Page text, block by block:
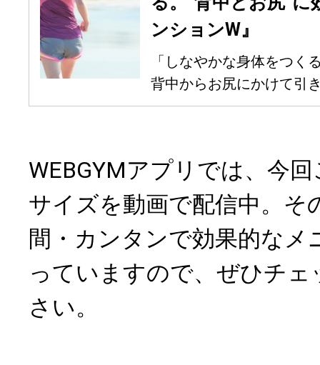
ンションW』
「しなやかな身体をつく
背中からお尻にかけて引
WEBGYMアプリでは、今
サイズを動画で配信中。そ
間・カンタンで効果的なメ
っていますので、ぜひチ
さい。